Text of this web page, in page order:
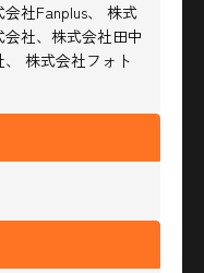
社Fanplus、
株式
社、株式会社田中
株式会社フォト